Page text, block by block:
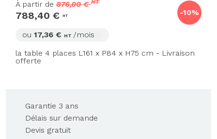
-10%
À partir de 876,00 €HT
788,40 € HT
ou 17,36 € HT /mois
la table 4 places L161 x P84 x H75 cm - Livraison
offerte
Garantie 3 ans
Délais sur demande
Devis gratuit